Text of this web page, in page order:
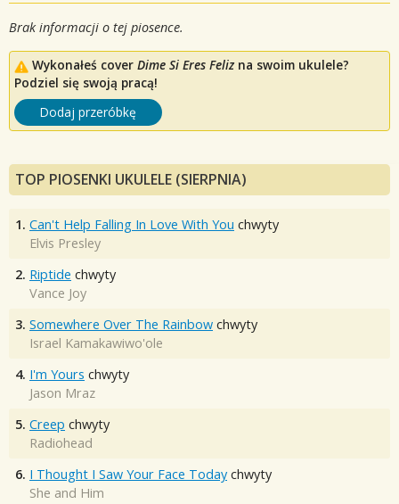
Brak informacji o tej piosence.
Wykonałeś cover Dime Si Eres Felizna swoim ukulele?
Podziel się swoją pracą!
Dodaj przeróbkę
TOP PIOSENKI UKULELE (SIERPNIA)
1. Can't Help Falling In Love With You chwyty
Elvis Presley
2. Riptide chwyty
Vance Joy
3. Somewhere Over The Rainbow chwyty
Israel Kamakawiwo'ole
4. I'm Yours chwyty
Jason Mraz
5. Creep chwyty
Radiohead
6. I Thought I Saw Your Face Today chwyty
She and Him